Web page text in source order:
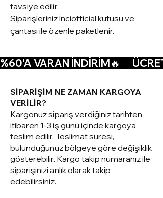
tavsiye edilir.
Siparişleriniz İnciofficial kutusu ve
çantası ile özenle paketlenir.
%60'A VARAN İNDİRİM🔥
SİPARİŞİM NE ZAMAN KARGOYA
VERİLİR?
Kargonuz sipariş verdiğiniz tarihten
itibaren 1-3 iş günü içinde kargoya
teslim edilir. Teslimat süresi,
bulunduğunuz bölgeye göre değişiklik
gösterebilir. Kargo takip numaranız ile
siparişinizi anlık olarak takip
edebilirsiniz.